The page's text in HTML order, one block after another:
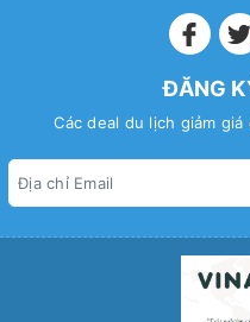
ĐĂNG
Các deal du lịch giảm